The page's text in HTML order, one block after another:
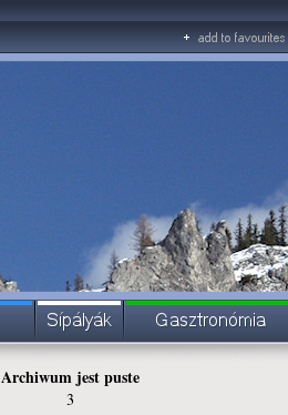
Archiwum jest puste
3